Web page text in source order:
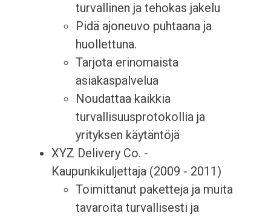
turvallinen ja tehokas jakelu
Pidä ajoneuvo puhtaana ja
huollettuna.
Tarjota erinomaista
asiakaspalvelua
Noudattaa kaikkia
turvallisuusprotokollia ja
yrityksen käytäntöjä
XYZ Delivery Co. -
Kaupunkikuljettaja (2009 - 2011)
Toimittanut paketteja ja muita
tavaroita turvallisesti ja